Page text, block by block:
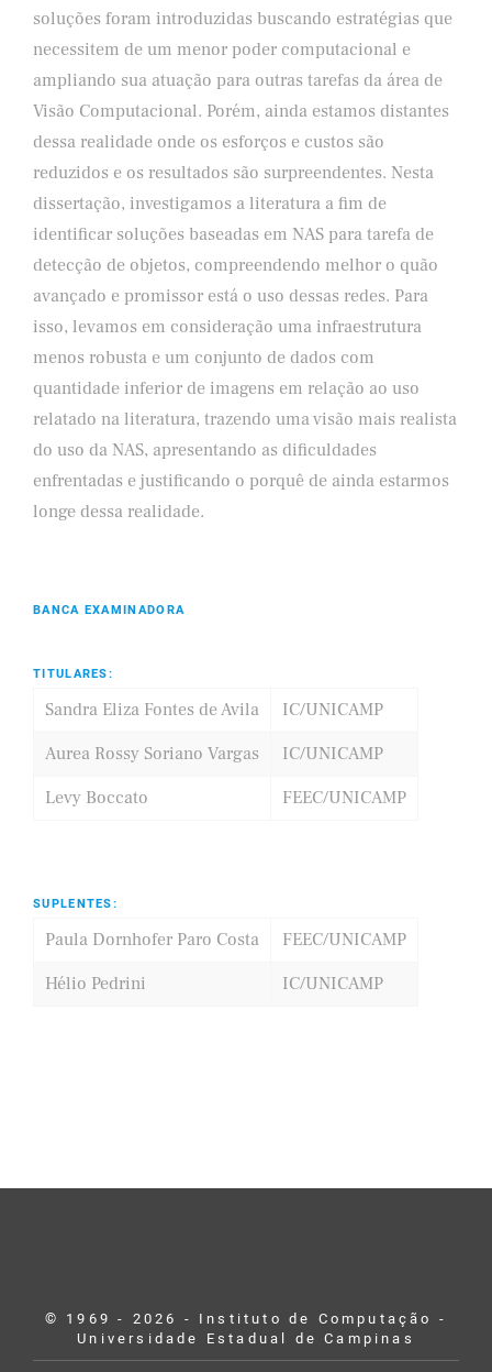
soluções foram introduzidas buscando estratégias que
necessitem de um menor poder computacional e
ampliando sua atuação para outras tarefas da área de
Visão Computacional. Porém, ainda estamos distantes
dessa realidade onde os esforços e custos são
reduzidos e os resultados são surpreendentes. Nesta
dissertação, investigamos a literatura a fim de
identificar soluções baseadas em NAS para tarefa de
detecção de objetos, compreendendo melhor o quão
avançado e promissor está o uso dessas redes. Para
isso, levamos em consideração uma infraestrutura
menos robusta e um conjunto de dados com
quantidade inferior de imagens em relação ao uso
relatado na literatura, trazendo uma visão mais realista
do uso da NAS, apresentando as dificuldades
enfrentadas e justificando o porquê de ainda estarmos
longe dessa realidade.
BANCA EXAMINADORA
TITULARES:
Sandra Eliza Fontes de Avila
IC/UNICAMP
Aurea Rossy Soriano Vargas
IC/UNICAMP
Levy Boccato
FEEC/UNICAMP
SUPLENTES:
Paula Dornhofer Paro Costa
FEEC/UNICAMP
Hélio Pedrini
IC/UNICAMP
© 1969 - 2026 - Instituto de Computação -
Universidade Estadual de Campinas